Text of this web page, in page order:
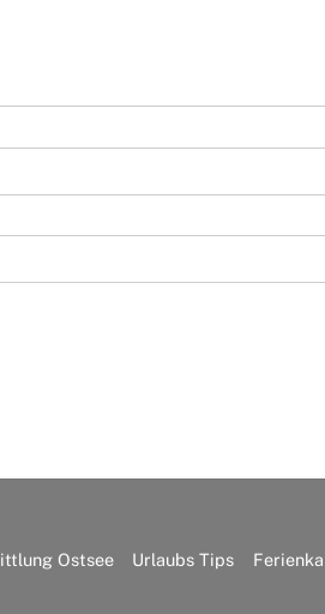
Ostsee Urlaubs Tips